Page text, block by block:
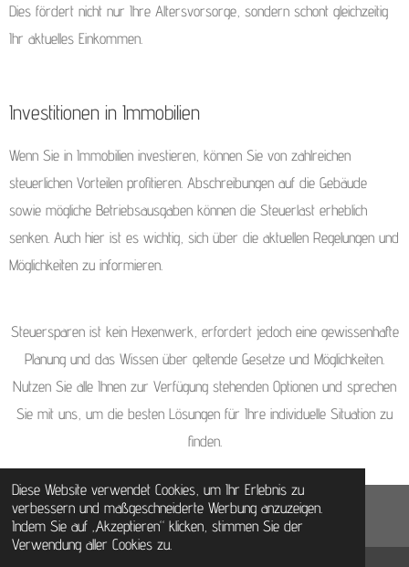
Diese Website verwendet Cookies, um Ihr Erlebnis zu
verbessern und maßgeschneiderte Werbung anzuzeigen.
Indem Sie auf „Akzeptieren“ klicken, stimmen Sie der
Verwendung aller Cookies zu.
Dies fördert nicht nur Ihre Altersvorsorge, sondern schont gleichzeitig
Ihr aktuelles Einkommen.
Investitionen in Immobilien
Wenn Sie in Immobilien investieren, können Sie von zahlreichen
steuerlichen Vorteilen profitieren. Abschreibungen auf die Gebäude
sowie mögliche Betriebsausgaben können die Steuerlast erheblich
senken. Auch hier ist es wichtig, sich über die aktuellen Regelungen und
Möglichkeiten zu informieren.
Steuersparen ist kein Hexenwerk, erfordert jedoch eine gewissenhafte
Planung und das Wissen über geltende Gesetze und Möglichkeiten.
Nutzen Sie alle Ihnen zur Verfügung stehenden Optionen und sprechen
Sie mit uns, um die besten Lösungen für Ihre individuelle Situation zu
finden.
© 2020- 2025 - RVB Alle Rechte vorbehalten